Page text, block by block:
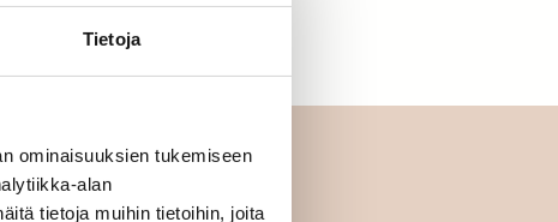
Tietoja
ominaisuuksien tukemiseen
alan
tietoja muihin tietoihin, joita
Kirjaudu sisään